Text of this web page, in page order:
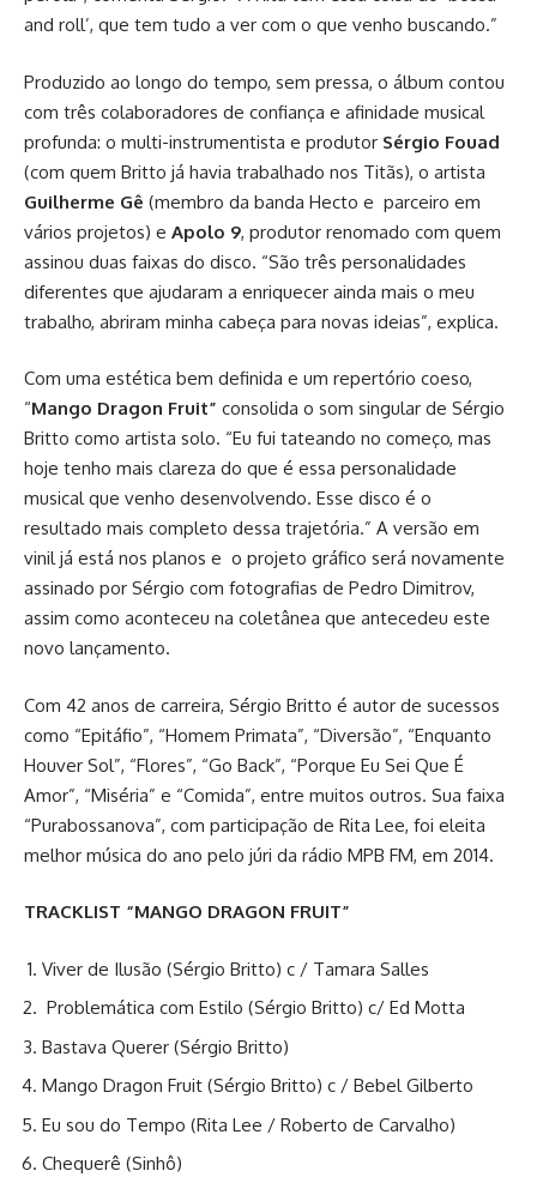
and roll’, que tem tudo a ver com o que venho buscando.”
Produzido ao longo do tempo, sem pressa, o álbum contou
com três colaboradores de confiança e afinidade musical
profunda: o multi-instrumentista e produtor Sérgio Fouad
(com quem Britto já havia trabalhado nos Titãs), o artista
Guilherme Gê (membro da banda Hecto e parceiro em
vários projetos) e Apolo 9, produtor renomado com quem
assinou duas faixas do disco. “São três personalidades
diferentes que ajudaram a enriquecer ainda mais o meu
trabalho, abriram minha cabeça para novas ideias”, explica.
Com uma estética bem definida e um repertório coeso,
“Mango Dragon Fruit” consolida o som singular de Sérgio
Britto como artista solo. “Eu fui tateando no começo, mas
hoje tenho mais clareza do que é essa personalidade
musical que venho desenvolvendo. Esse disco é o
resultado mais completo dessa trajetória.” A versão em
vinil já está nos planos e o projeto gráfico será novamente
assinado por Sérgio com fotografias de Pedro Dimitrov,
assim como aconteceu na coletânea que antecedeu este
novo lançamento.
Com 42 anos de carreira, Sérgio Britto é autor de sucessos
como “Epitáfio”, “Homem Primata”, “Diversão”, “Enquanto
Houver Sol”, “Flores”, “Go Back”, “Porque Eu Sei Que É
Amor”, “Miséria” e “Comida”, entre muitos outros. Sua faixa
“Purabossanova”, com participação de Rita Lee, foi eleita
melhor música do ano pelo júri da rádio MPB FM, em 2014.
TRACKLIST “MANGO DRAGON FRUIT”
Viver de Ilusão (Sérgio Britto) c / Tamara Salles
Problemática com Estilo (Sérgio Britto) c/ Ed Motta
Bastava Querer (Sérgio Britto)
Mango Dragon Fruit (Sérgio Britto) c / Bebel Gilberto
Eu sou do Tempo (Rita Lee / Roberto de Carvalho)
Chequerê (Sinhô)